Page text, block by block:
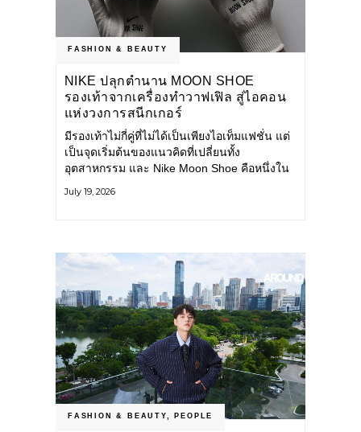
FASHION & BEAUTY
NIKE ปลุกตำนาน MOON SHOE
รองเท้าจากเครื่องทำวาฟเฟิล สู่ไอคอน
แห่งวงการสนีกเกอร์
มีรองเท้าไม่กี่คู่ที่ไม่ได้เป็นเพียงไอเท็มแฟชั่น แต่
เป็นจุดเริ่มต้นของแนวคิดที่เปลี่ยนทั้ง
อุตสาหกรรม และ Nike Moon Shoe คือหนึ่งใน
ศตวรรษก่อน กำลังกลับมาอีกครั้ง พร้อมพาเรื่อง
July 19, 2026
FASHION & BEAUTY PEOPLE